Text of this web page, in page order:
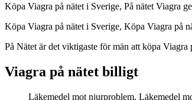
Köpa Viagra på nätet i Sverige, På nätet Viagra
Köpa Viagra på nätet i Sverige, Köpa Viagra på
På Nätet är det viktigaste för män att köpa
Viagra på nätet billigt
Läkemedel mot njurproblem, Läkemedel